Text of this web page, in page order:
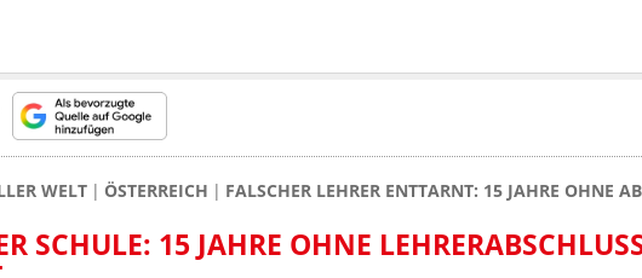
WELT ÖSTERREICH FALSCHER LEHRER ENTTARNT: 15 JAHRE OHNE
SCHULE: 15 JAHRE OHNE